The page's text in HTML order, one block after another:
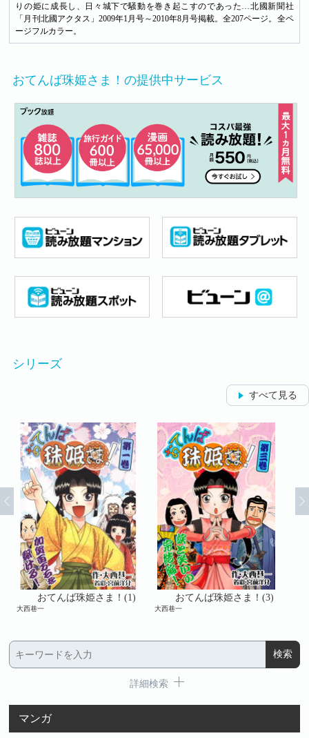
りの姫に成長し、日々城下で騒動を巻き起こすのであった…北國新聞社
「月刊北國アクタス」2009年1月号～2010年8月号掲載。全207ページ。全ペ
ージフルカラー。
おてんば珠姫さま！の提供中サービス
シリーズ
すべて見る
おてんば珠姫さま！(1)
大西巷一
おてんば珠姫さま！(3)
大西巷一
詳細検索
マンガ